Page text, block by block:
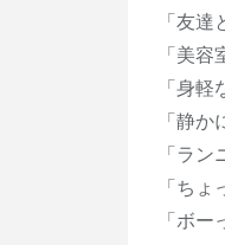
「友達
「美容
「身軽
「静か
「ラン
「ち
「ボー